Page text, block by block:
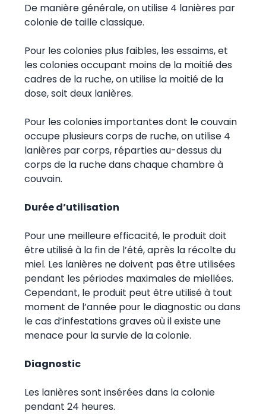
De manière générale, on utilise 4 lanières par
colonie de taille classique.
Pour les colonies plus faibles, les essaims, et
les colonies occupant moins de la moitié des
cadres de la ruche, on utilise la moitié de la
dose, soit deux lanières.
Pour les colonies importantes dont le couvain
occupe plusieurs corps de ruche, on utilise 4
lanières par corps, réparties au-dessus du
corps de la ruche dans chaque chambre à
couvain.
Durée d’utilisation
Pour une meilleure efficacité, le produit doit
être utilisé à la fin de l’été, après la récolte du
miel. Les lanières ne doivent pas être utilisées
pendant les périodes maximales de miellées.
Cependant, le produit peut être utilisé à tout
moment de l’année pour le diagnostic ou dans
le cas d’infestations graves où il existe une
menace pour la survie de la colonie.
Diagnostic
Les lanières sont insérées dans la colonie
pendant 24 heures.